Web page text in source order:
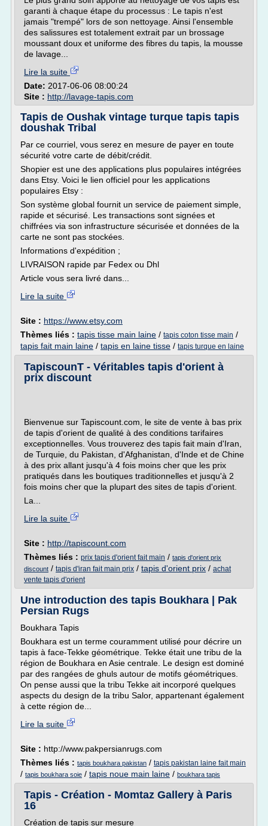
garanti à chaque étape du processus : Le tapis n'est
jamais "trempé" lors de son nettoyage. Ainsi l'ensemble
des salissures est totalement extrait par un brossage
moussant doux et uniforme des fibres du tapis, la mousse
de lavage...
Lire la suite
Date: 2017-06-06 08:00:24
Site : http://lavage-tapis.com
Tapis de Oushak vintage turque tapis tapis
doushak Tribal
Par ce courriel, vous serez en mesure de payer en toute
sécurité votre carte de débit/crédit.
Shopier est une des applications plus populaires intégrées
dans Etsy. Voici le lien officiel pour les applications
populaires Etsy :
Son système global fournit un service de paiement simple,
rapide et sécurisé. Les transactions sont signées et
chiffrées via son infrastructure sécurisée et données de la
carte ne sont pas stockées.
Informations d'expédition ;
LIVRAISON rapide par Fedex ou Dhl
Article vous sera livré dans...
Lire la suite
Site : https://www.etsy.com
Thèmes liés : tapis tisse main laine / tapis coton tisse main /
tapis fait main laine / tapis en laine tisse / tapis turque en laine
TapiscounT - Véritables tapis d'orient à
prix discount
Bienvenue sur Tapiscount.com, le site de vente à bas prix
de tapis d'orient de qualité à des conditions tarifaires
exceptionnelles. Vous trouverez des tapis fait main d'Iran,
de Turquie, du Pakistan, d'Afghanistan, d'Inde et de Chine
à des prix allant jusqu'à 4 fois moins cher que les prix
pratiqués dans les boutiques traditionnelles et jusqu'à 2
fois moins cher que la plupart des sites de tapis d'orient.
La...
Lire la suite
Site : http://tapiscount.com
Thèmes liés : prix tapis d'orient fait main / tapis d'orient prix
discount / tapis d'iran fait main prix / tapis d'orient prix / achat
vente tapis d'orient
Une introduction des tapis Boukhara | Pak
Persian Rugs
Boukhara Tapis
Boukhara est un terme couramment utilisé pour décrire un
tapis à face-Tekke géométrique. Tekke était une tribu de la
région de Boukhara en Asie centrale. Le design est dominé
par des rangées de ghuls autour de motifs géométriques.
On pense aussi que la tribu Tekke ait incorporé quelques
aspects du design de la tribu Salor, appartenant également
à cette région de...
Lire la suite
Site : http://www.pakpersianrugs.com
Thèmes liés : tapis boukhara pakistan / tapis pakistan laine fait main
/ tapis boukhara soie / tapis noue main laine / boukhara tapis
Tapis - Création - Momtaz Gallery à Paris
16
Création de tapis sur mesure